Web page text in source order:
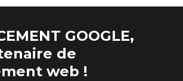
GOOGLE,
de
web !